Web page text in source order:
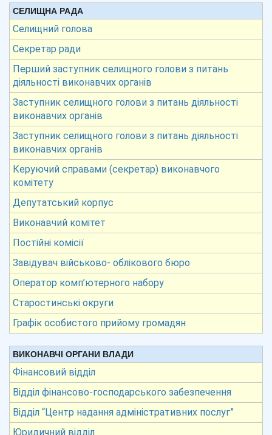
СЕЛИЩНА РАДА
Селищний голова
Секретар ради
Перший заступник селищного голови з питань
діяльності виконавчих органів
Заступник селищного голови з питань діяльності
виконавчих органів
Заступник селищного голови з питань діяльності
виконавчих органів
Керуючий справами (секретар) виконавчого
комітету
Депутатський корпус
Виконавчий комітет
Постійні комісії
Завідувач військово- облікового бюро
Оператор комп’ютерного набору
Старостинські округи
Графік особистого прийому громадян
ВИКОНАВЧІ ОРГАНИ ВЛАДИ
Фінансовий відділ
Відділ фінансово-господарського забезпечення
Відділ “Центр надання адміністративних послуг”
Юридичний відділ